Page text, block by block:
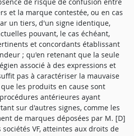
et la marque contestée, ou en cas
un tiers, d'un signe identique,
pouvant, le cas échéant,
et concordants établissant
; qu'en retenant que la seule
associé à des expressions et
pas à caractériser la mauvaise
les produits en cause sont
antérieures ayant
sur d'autres signes, comme les
de marques déposées par M. [D]
VF, atteintes aux droits de